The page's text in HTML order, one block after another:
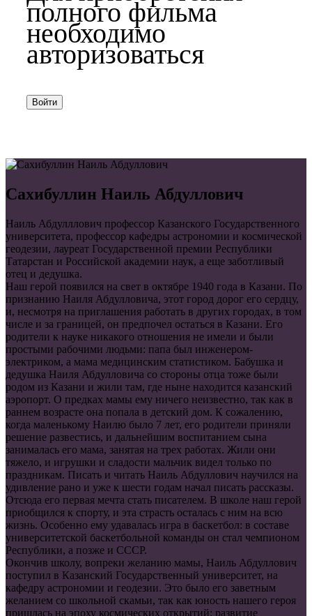
полного фильма
необходимо
авторизоваться
Войти
Сахибуллин Наиль Абдуллович
Наиль Абдулллович профессор Казанского Государственного
университета, профессор кафедры астрономии и космической
геодезии, лауреат Государственной премии Республики
Татарстан и Российской академии наук, а еще заботливый
отец и дедушка.
Наш герой появился на свет в октябре 1940 года в Казани. По
признанию Наиля Абдулловича, этот город дорог его сердцу,
и, несмотря на приглашения работать в других городах, в том
числе и за границей, он предпочел остаться в Казани. Его
родители к науке никакого отношения не имели и были
простыми рабочими людьми: папа был инженером-
электриком, а мама медицинским статистиком. Бабушка и
дедушка Наиля Абдулловича со стороны отца тоже были
родом из Казани и жили там, где ныне находится казанский
аэропорт. О предках мамы ему ничего неизвестно, так как в
раннем возрасте она попала в детский дом. К сожалению,
когда маленькому Наилю было 7 лет, его родители приняли
решение развестись, и дальнейшим воспитанием сына
занималась его мама, занятая на трех работах. Жили они
тяжело, и игрушки и сладости мальчик видел только по
праздникам. Писать и читать Наиль Абдуллович научился на
удивление рано и уже к шести годам начал писать рассказы.
Отсюда его первая мечта стать писателем. В школе наш герой
приобщился к спорту, и эта страсть осталась с ним на всю
жизнь. Особенно ему удавалась игра в баскетбол: в составе
университетской баскетбольной команды он стал чемпионом
Республики, а позже и СССР.
Окончив школу, вопреки желанию мамы, Наиль Абдуллович
поступил в Казанский Государственный университет, на
кафедру астрономии и геодезии. Это было его заветным
желанием со школьной скамьи, так как юность нашего героя
пришлась на эпоху космических открытий: развитие